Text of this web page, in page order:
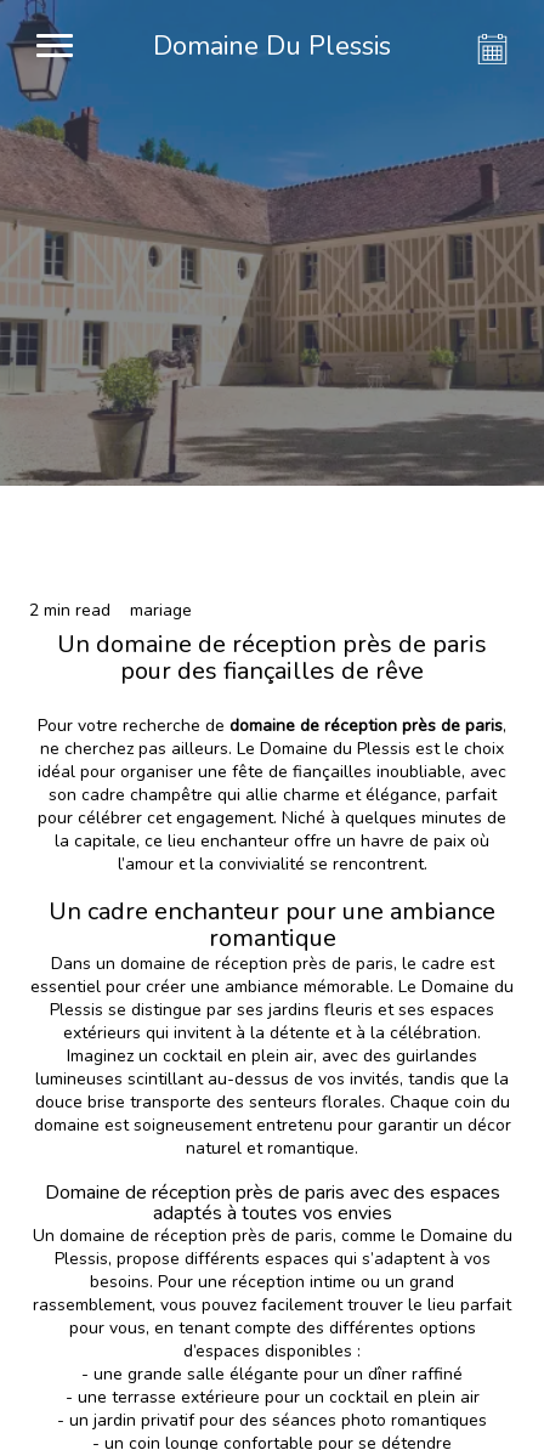
Domaine Du Plessis
2 min read mariage
Un domaine de réception près de paris
pour des fiançailles de rêve
Pour votre recherche de domaine de réception près de paris,
ne cherchez pas ailleurs. Le Domaine du Plessis est le choix
idéal pour organiser une fête de fiançailles inoubliable, avec
son cadre champêtre qui allie charme et élégance, parfait
pour célébrer cet engagement. Niché à quelques minutes de
la capitale, ce lieu enchanteur offre un havre de paix où
l’amour et la convivialité se rencontrent.
Un cadre enchanteur pour une ambiance
romantique
Dans un domaine de réception près de paris, le cadre est
essentiel pour créer une ambiance mémorable. Le Domaine du
Plessis se distingue par ses jardins fleuris et ses espaces
extérieurs qui invitent à la détente et à la célébration.
Imaginez un cocktail en plein air, avec des guirlandes
lumineuses scintillant au-dessus de vos invités, tandis que la
douce brise transporte des senteurs florales. Chaque coin du
domaine est soigneusement entretenu pour garantir un décor
naturel et romantique.
Domaine de réception près de paris avec des espaces
adaptés à toutes vos envies
Un domaine de réception près de paris, comme le Domaine du
Plessis, propose différents espaces qui s’adaptent à vos
besoins. Pour une réception intime ou un grand
rassemblement, vous pouvez facilement trouver le lieu parfait
pour vous, en tenant compte des différentes options
d’espaces disponibles :
- une grande salle élégante pour un dîner raffiné
- une terrasse extérieure pour un cocktail en plein air
- un jardin privatif pour des séances photo romantiques
- un coin lounge confortable pour se détendre